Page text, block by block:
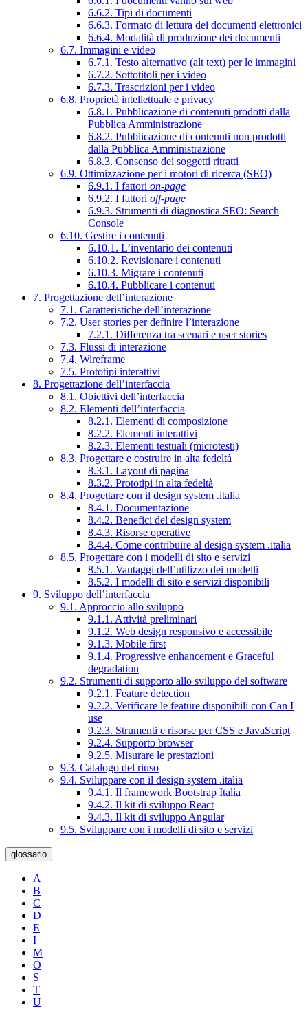
6.6.2. Tipi di documenti
6.6.3. Formato di lettura dei documenti elettronici
6.6.4. Modalità di produzione dei documenti
6.7. Immagini e video
6.7.1. Testo alternativo (alt text) per le immagini
6.7.2. Sottotitoli per i video
6.7.3. Trascrizioni per i video
6.8. Proprietà intellettuale e privacy
6.8.1. Pubblicazione di contenuti prodotti dalla
Pubblica Amministrazione
6.8.2. Pubblicazione di contenuti non prodotti
dalla Pubblica Amministrazione
6.8.3. Consenso dei soggetti ritratti
6.9. Ottimizzazione per i motori di ricerca (SEO)
6.9.1. I fattori on-page
6.9.2. I fattori off-page
6.9.3. Strumenti di diagnostica SEO: Search
Console
6.10. Gestire i contenuti
6.10.1. L’inventario dei contenuti
6.10.2. Revisionare i contenuti
6.10.3. Migrare i contenuti
6.10.4. Pubblicare i contenuti
7. Progettazione dell’interazione
7.1. Caratteristiche dell’interazione
7.2. User stories per definire l’interazione
7.2.1. Differenza tra scenari e user stories
7.3. Flussi di interazione
7.4. Wireframe
7.5. Prototipi interattivi
8. Progettazione dell’interfaccia
8.1. Obiettivi dell’interfaccia
8.2. Elementi dell’interfaccia
8.2.1. Elementi di composizione
8.2.2. Elementi interattivi
8.2.3. Elementi testuali (microtesti)
8.3. Progettare e costruire in alta fedeltà
8.3.1. Layout di pagina
8.3.2. Prototipi in alta fedeltà
8.4. Progettare con il design system .italia
8.4.1. Documentazione
8.4.2. Benefici del design system
8.4.3. Risorse operative
8.4.4. Come contribuire al design system .italia
8.5. Progettare con i modelli di sito e servizi
8.5.1. Vantaggi dell’utilizzo dei modelli
8.5.2. I modelli di sito e servizi disponibili
9. Sviluppo dell’interfaccia
9.1. Approccio allo sviluppo
9.1.1. Attività preliminari
9.1.2. Web design responsivo e accessibile
9.1.3. Mobile first
9.1.4. Progressive enhancement e Graceful
degradation
9.2. Strumenti di supporto allo sviluppo del software
9.2.1. Feature detection
9.2.2. Verificare le feature disponibili con Can I
use
9.2.3. Strumenti e risorse per CSS e JavaScript
9.2.4. Supporto browser
9.2.5. Misurare le prestazioni
9.3. Catalogo del riuso
9.4. Sviluppare con il design system .italia
9.4.1. Il framework Bootstrap Italia
9.4.2. Il kit di sviluppo React
9.4.3. Il kit di sviluppo Angular
9.5. Sviluppare con i modelli di sito e servizi
glossario
A
B
C
D
E
I
M
O
S
T
U